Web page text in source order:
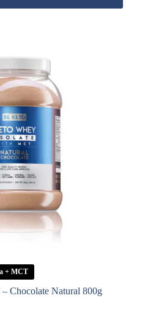
+ MCT
Chocolate Natural 800g